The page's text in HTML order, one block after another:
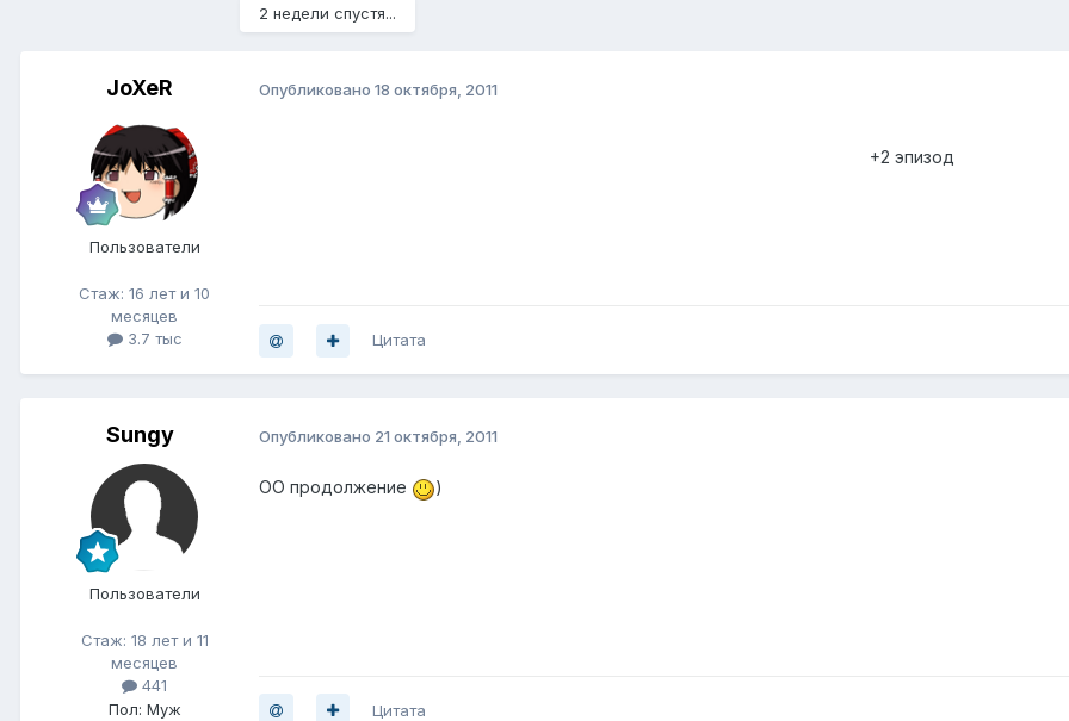
2 недели спустя...
JoXeR
Пользователи
Стаж: 16 лет и 10
месяцев
3.7 тыс
Опубликовано 18 октября, 2011
+2 эпизод
Цитата
Sungy
Пользователи
Стаж: 18 лет и 11
месяцев
441
Пол: Муж
Опубликовано 21 октября, 2011
ОО продолжение )
Цитата